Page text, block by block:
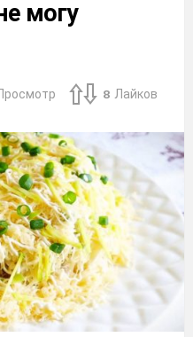
могу
8 Лайков